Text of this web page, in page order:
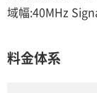
域幅:40MHz
料金体系